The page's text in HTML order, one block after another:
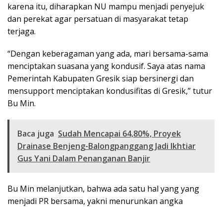
karena itu, diharapkan NU mampu menjadi penyejuk
dan perekat agar persatuan di masyarakat tetap
terjaga.
“Dengan keberagaman yang ada, mari bersama-sama
menciptakan suasana yang kondusif. Saya atas nama
Pemerintah Kabupaten Gresik siap bersinergi dan
mensupport menciptakan kondusifitas di Gresik,” tutur
Bu Min.
Baca juga Sudah Mencapai 64,80%, Proyek
Drainase Benjeng-Balongpanggang Jadi Ikhtiar
Gus Yani Dalam Penanganan Banjir
Bu Min melanjutkan, bahwa ada satu hal yang yang
menjadi PR bersama, yakni menurunkan angka